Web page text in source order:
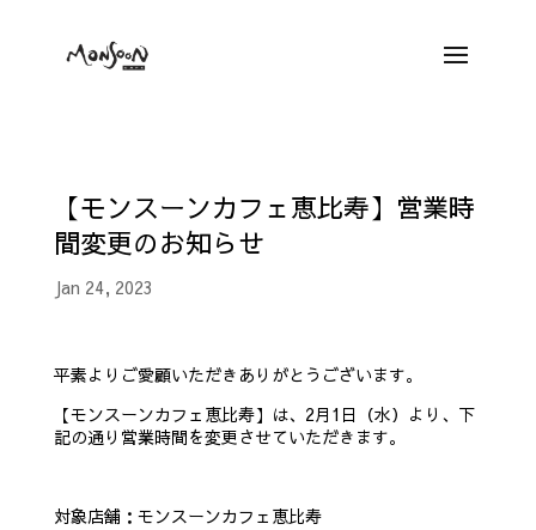
【モンスーンカフェ恵比寿】営業時
間変更のお知らせ
Jan 24, 2023
平素よりご愛顧いただきありがとうございます。
【モンスーンカフェ恵比寿】は、2月1日（水）より、下
記の通り営業時間を変更させていただきます。
対象店舗：モンスーンカフェ恵比寿